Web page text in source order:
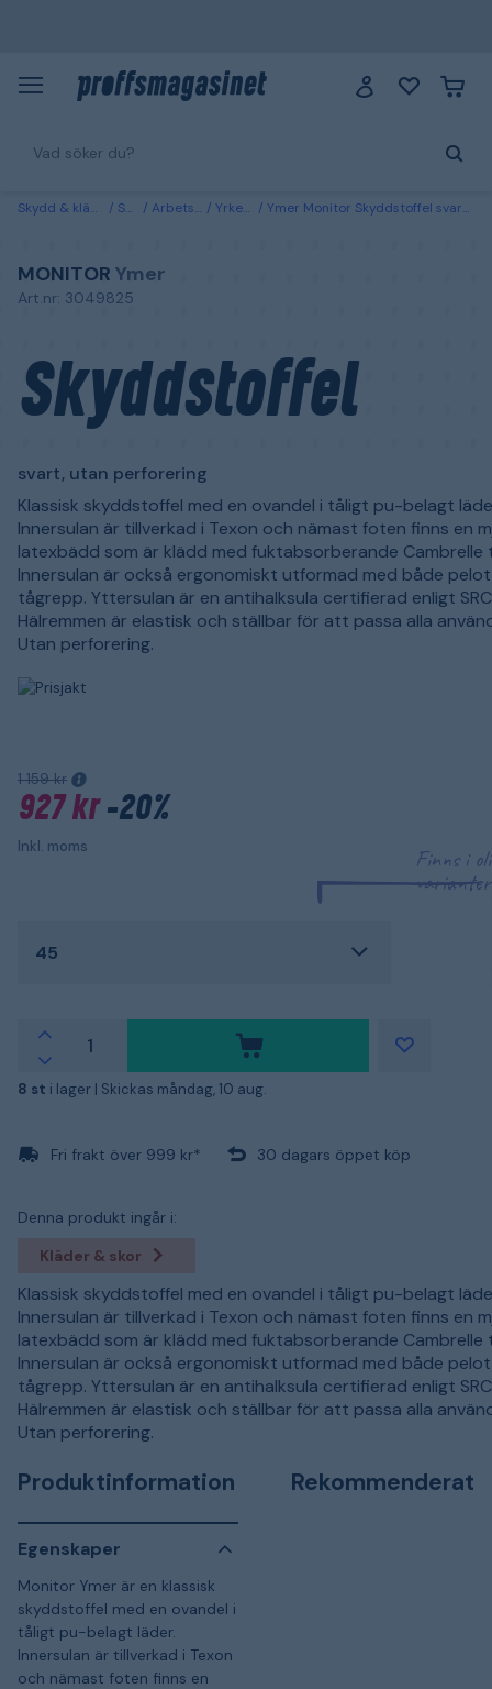
Skydd & kläder Skor Arbetsskor Yrkesskor Ymer Monitor Skyddstoffel svart, utan perforering 45
MONITOR Ymer
Art.nr: 3049825
Skyddstoffel
svart, utan perforering
Klassisk skyddstoffel med en ovandel i tåligt pu-belagt
Innersulan är tillverkad i Texon och nämast foten finns en
latexbädd som är klädd med fuktabsorberande Cambrelle
Innersulan är också ergonomiskt utformad med både
tågrepp. Yttersulan är en antihalksula certifierad enligt
Hälremmen är elastisk och ställbar för att passa alla
Utan perforering.
1 159 kr
927 kr-20%
Inkl. moms
Finns i
varianter
45
8 st i lager | Skickas måndag, 10 aug.
Fri frakt över 999 kr* 30 dagars öppet köp
Denna produkt ingår i:
Kläder & skor
Klassisk skyddstoffel med en ovandel i tåligt pu-belagt
Innersulan är tillverkad i Texon och nämast foten finns en
latexbädd som är klädd med fuktabsorberande Cambrelle
Innersulan är också ergonomiskt utformad med både
tågrepp. Yttersulan är en antihalksula certifierad enligt
Hälremmen är elastisk och ställbar för att passa alla
Utan perforering.
Produktinformation
Egenskaper
Monitor Ymer är en klassisk
skyddstoffel med en ovandel i
tåligt pu-belagt läder.
Innersulan är tillverkad i Texon
och nämast foten finns en
Rekommenderat